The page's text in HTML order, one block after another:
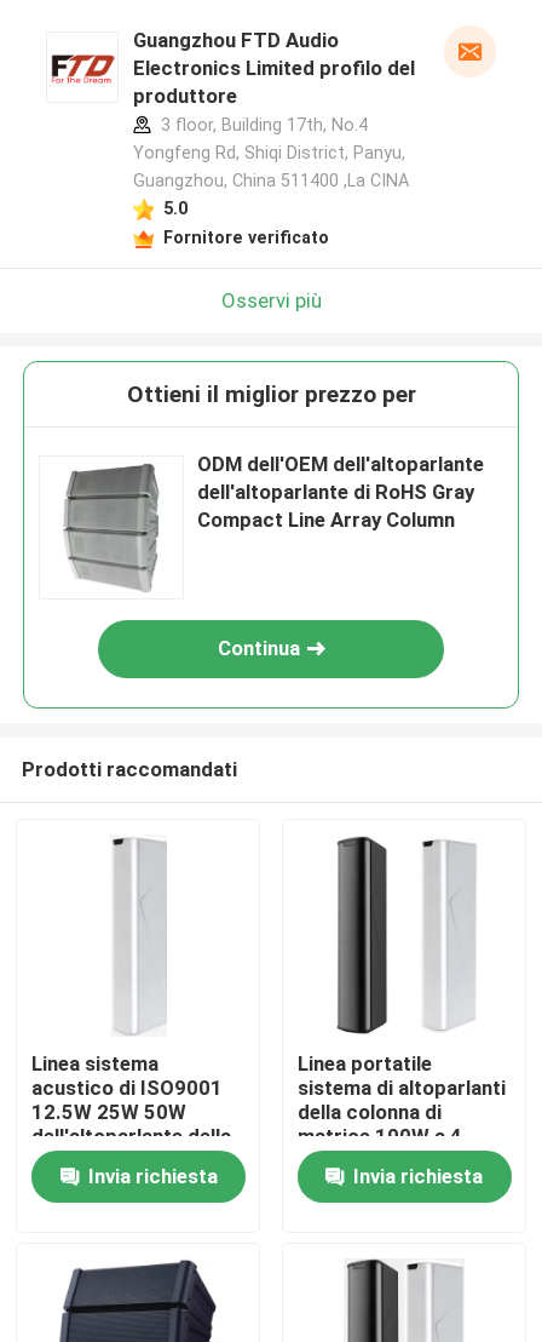
Casa
Prodotti
Video
Circa noi
Guangzhou FTD Audio
Electronics Limited profilo del
produttore
3 floor, Building 17th, No.4
Yongfeng Rd, Shiqi District, Panyu,
Guangzhou, China 511400 ,La CINA
5.0
Fornitore verificato
Osservi più
Ottieni il miglior prezzo per
ODM dell'OEM dell'altoparlante
dell'altoparlante di RoHS Gray
Compact Line Array Column
Continua
Prodotti raccomandati
Linea sistema
acustico di ISO9001
12.5W 25W 50W
dell'altoparlante della
colonna di matrice per
la casaInvia richiesta
Linea portatile
sistema di altoparlanti
della colonna di
matrice 100W a 4
pollici 8ohms
Invia richiesta